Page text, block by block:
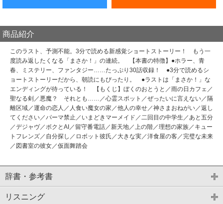
商品紹介
このラスト、予測不能。3分で読める新感覚ショートストーリー！ もう一
度読み返したくなる「まさか！」の連続。 【本書の特徴】●ホラー、青
春、ミステリー、ファンタジー……たっぷり30話収録！ ●3分で読めるシ
ョートストーリーだから、朝読にもぴったり。 ●ラストは「まさか！」な
エンディングが待っている！ 【もくじ】ぼくのおとうと／雨の日カフェ／
聖なる剣／悪魔？ それとも……／心霊スポット／ぜったいに言えない／隔
離区域／運命の恋人／人食い魔女の家／他人の幸せ／神さまおねがい／返し
てください／パーマ禁止／いまどきマーメイド／二回目の中学生／あと五分
／デジャヴ／ボクとAI／留守番電話／新天地／上の階／理想の家族／キュー
トフレンズ／自分探し／ロボット彼氏／大きな実／洋食屋の客／完璧な未来
／図書室の彼女／仮面舞踏会
辞書・参考書
リスニング